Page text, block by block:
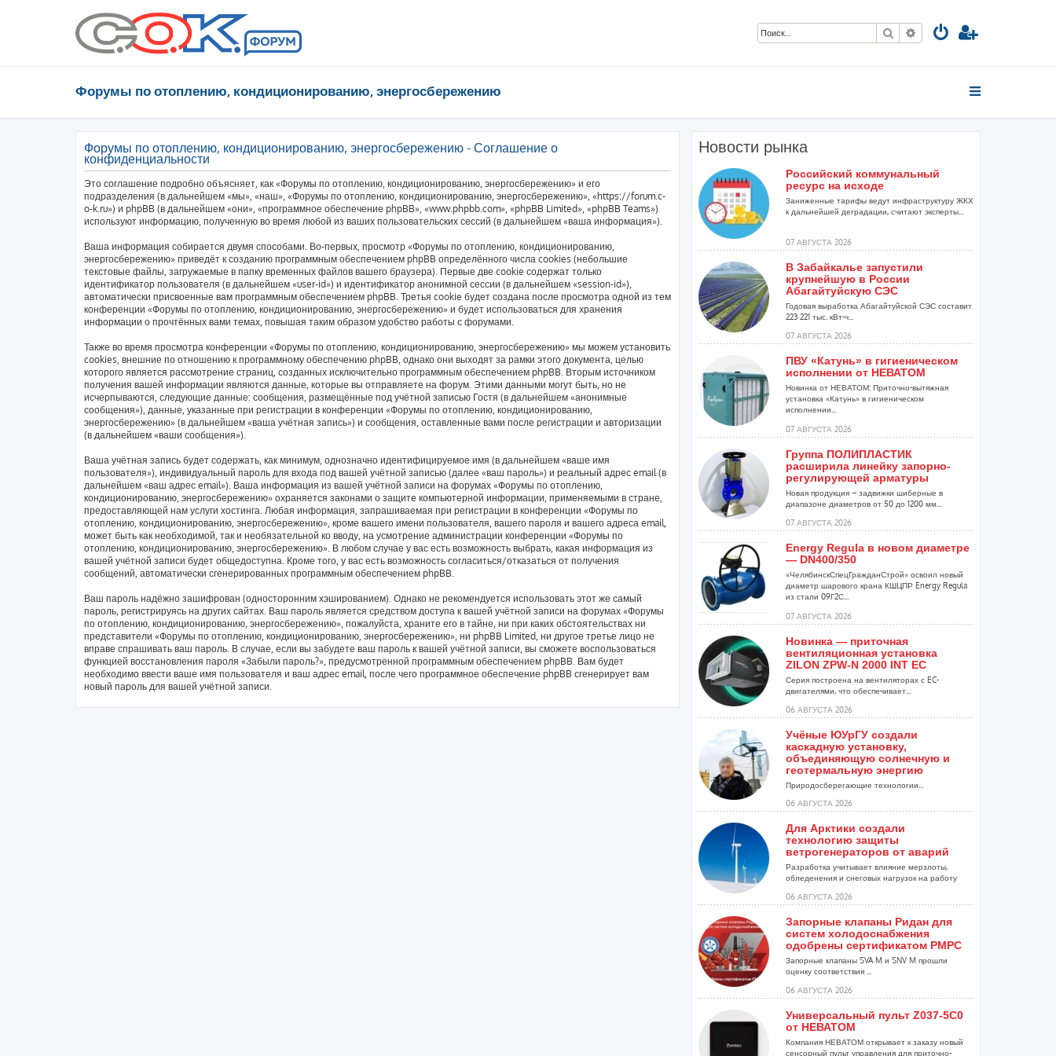
Поиск Расширенный поиск
Форумы по отоплению, кондиционированию, энергосбережению
Форумы по отоплению, кондиционированию, энергосбережению - Соглашение о
конфиденциальности
Это соглашение подробно объясняет, как «Форумы по отоплению, кондиционированию, энергосбережению» и его
подразделения (в дальнейшем «мы», «наш», «Форумы по отоплению, кондиционированию, энергосбережению», «https://forum.c-
o-k.ru») и phpBB (в дальнейшем «они», «программное обеспечение phpBB», «www.phpbb.com», «phpBB Limited», «phpBB Teams»)
используют информацию, полученную во время любой из ваших пользовательских сессий (в дальнейшем «ваша информация»).
Ваша информация собирается двумя способами. Во-первых, просмотр «Форумы по отоплению, кондиционированию,
энергосбережению» приведёт к созданию программным обеспечением phpBB определённого числа cookies (небольшие
текстовые файлы, загружаемые в папку временных файлов вашего браузера). Первые две cookie содержат только
идентификатор пользователя (в дальнейшем «user-id») и идентификатор анонимной сессии (в дальнейшем «session-id»),
автоматически присвоенные вам программным обеспечением phpBB. Третья cookie будет создана после просмотра одной из тем
конференции «Форумы по отоплению, кондиционированию, энергосбережению» и будет использоваться для хранения
информации о прочтённых вами темах, повышая таким образом удобство работы с форумами.
Также во время просмотра конференции «Форумы по отоплению, кондиционированию, энергосбережению» мы можем установить
cookies, внешние по отношению к программному обеспечению phpBB, однако они выходят за рамки этого документа, целью
которого является рассмотрение страниц, созданных исключительно программным обеспечением phpBB. Вторым источником
получения вашей информации являются данные, которые вы отправляете на форум. Этими данными могут быть, но не
исчерпываются, следующие данные: сообщения, размещённые под учётной записью Гостя (в дальнейшем «анонимные
сообщения»), данные, указанные при регистрации в конференции «Форумы по отоплению, кондиционированию,
энергосбережению» (в дальнейшем «ваша учётная запись») и сообщения, оставленные вами после регистрации и авторизации
(в дальнейшем «ваши сообщения»).
Ваша учётная запись будет содержать, как минимум, однозначно идентифицируемое имя (в дальнейшем «ваше имя
пользователя»), индивидуальный пароль для входа под вашей учётной записью (далее «ваш пароль») и реальный адрес email (в
дальнейшем «ваш адрес email»). Ваша информация из вашей учётной записи на форумах «Форумы по отоплению,
кондиционированию, энергосбережению» охраняется законами о защите компьютерной информации, применяемыми в стране,
предоставляющей нам услуги хостинга. Любая информация, запрашиваемая при регистрации в конференции «Форумы по
отоплению, кондиционированию, энергосбережению», кроме вашего имени пользователя, вашего пароля и вашего адреса email,
может быть как необходимой, так и необязательной ко вводу, на усмотрение администрации конференции «Форумы по
отоплению, кондиционированию, энергосбережению». В любом случае у вас есть возможность выбрать, какая информация из
вашей учётной записи будет общедоступна. Кроме того, у вас есть возможность согласиться/отказаться от получения
сообщений, автоматически сгенерированных программным обеспечением phpBB.
Ваш пароль надёжно зашифрован (односторонним хэшированием). Однако не рекомендуется использовать этот же самый
пароль, регистрируясь на других сайтах. Ваш пароль является средством доступа к вашей учётной записи на форумах «Форумы
по отоплению, кондиционированию, энергосбережению», пожалуйста, храните его в тайне, ни при каких обстоятельствах ни
представители «Форумы по отоплению, кондиционированию, энергосбережению», ни phpBB Limited, ни другое третье лицо не
вправе спрашивать ваш пароль. В случае, если вы забудете ваш пароль к вашей учётной записи, вы сможете воспользоваться
функцией восстановления пароля «Забыли пароль?», предусмотренной программным обеспечением phpBB. Вам будет
необходимо ввести ваше имя пользователя и ваш адрес email, после чего программное обеспечение phpBB сгенерирует вам
новый пароль для вашей учётной записи.
Новости рынка
Российский коммунальный
ресурс на исходе
Заниженные тарифы ведут инфраструктуру ЖКХ
к дальнейшей деградации, считают эксперты...
07 АВГУСТА 2026
В Забайкалье запустили
крупнейшую в России
Абагайтуйскую СЭС
Годовая выработка Абагайтуйской СЭС составит
223 221 тыс. кВт-ч...
07 АВГУСТА 2026
ПВУ «Катунь» в гигиеническом
исполнении от НЕВАТОМ
Новинка от НЕВАТОМ: Приточно-вытяжная
установка «Катунь» в гигиеническом
исполнении...
07 АВГУСТА 2026
Группа ПОЛИПЛАСТИК
расширила линейку запорно-
регулирующей арматуры
Новая продукция – задвижки шиберные в
диапазоне диаметров от 50 до 1200 мм...
07 АВГУСТА 2026
Energy Regula в новом диаметре
— DN400/350
«ЧелябинскСпецГражданСтрой» освоил новый
диаметр шарового крана КШЦПР Energy Regula
из стали 09Г2С...
07 АВГУСТА 2026
Новинка — приточная
вентиляционная установка
ZILON ZPW-N 2000 INT EC
Серия построена на вентиляторах с EC-
двигателями, что обеспечивает...
06 АВГУСТА 2026
Учёные ЮУрГУ создали
каскадную установку,
объединяющую солнечную и
геотермальную энергию
Природосберегающие технологии...
06 АВГУСТА 2026
Для Арктики создали
технологию защиты
ветрогенераторов от аварий
Разработка учитывает влияние мерзлоты,
обледенения и снеговых нагрузок на работу
06 АВГУСТА 2026
Запорные клапаны Ридан для
систем холодоснабжения
одобрены сертификатом РМРС
Запорные клапаны SVA M и SNV M прошли
оценку соответствия ...
06 АВГУСТА 2026
Универсальный пульт Z037-5C0
от НЕВАТОМ
Компания НЕВАТОМ открывает к заказу новый
сенсорный пульт управления для приточно-